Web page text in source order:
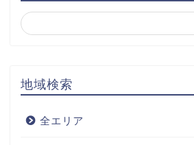
地域検索
全エリア